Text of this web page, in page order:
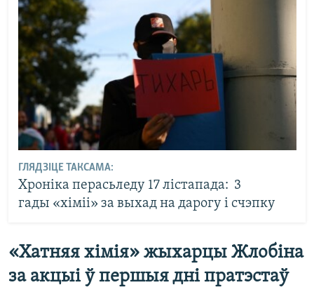
ГЛЯДЗІЦЕ ТАКСАМА:
Хроніка перасьледу 17 лістапада: 3
гады «хіміі» за выхад на дарогу і счэпку
«Хатняя хімія» жыхарцы Жлобіна
за акцыі ў першыя дні пратэстаў